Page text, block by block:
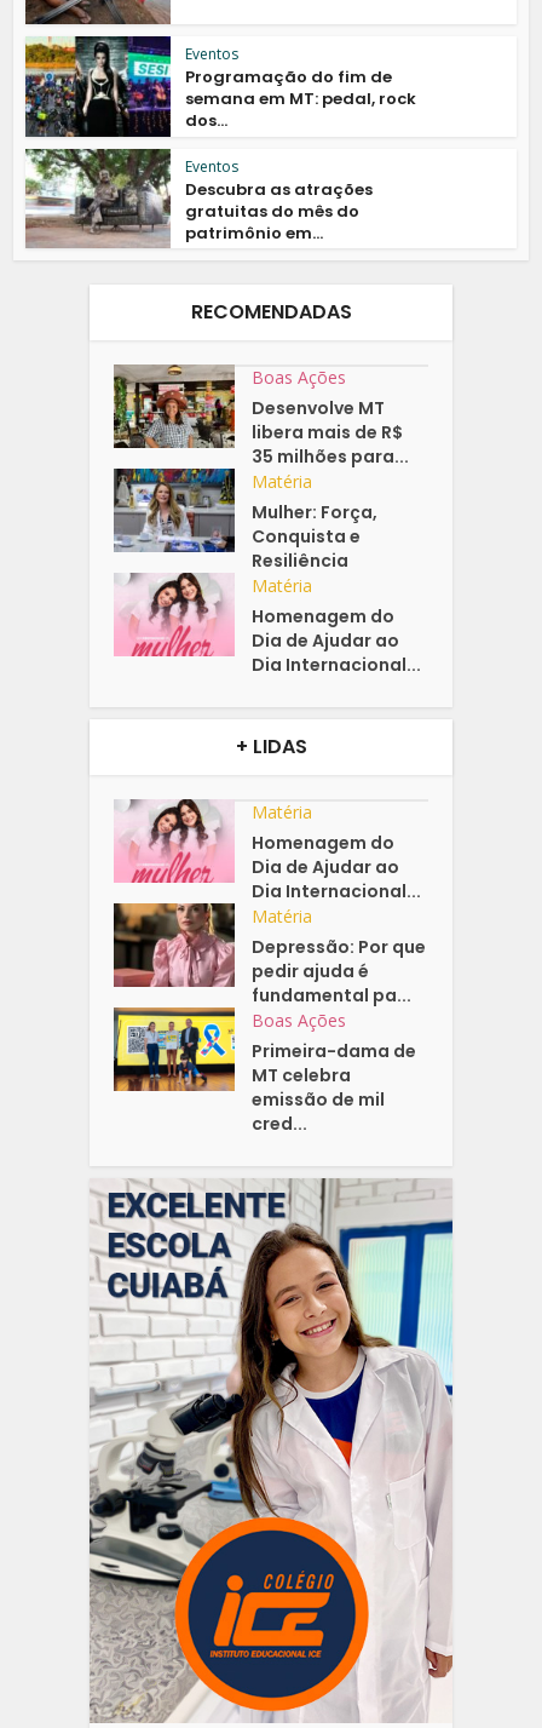
Eventos
Programação do fim de
semana em MT: pedal, rock
dos...
Eventos
Descubra as atrações
gratuitas do mês do
patrimônio em...
RECOMENDADAS
Boas Ações
Desenvolve MT
libera mais de R$
35 milhões para...
Matéria
Mulher: Força,
Conquista e
Resiliência
Matéria
Homenagem do
Dia de Ajudar ao
Dia Internacional...
+ LIDAS
Matéria
Homenagem do
Dia de Ajudar ao
Dia Internacional...
Matéria
Depressão: Por que
pedir ajuda é
fundamental pa...
Boas Ações
Primeira-dama de
MT celebra
emissão de mil
cred...